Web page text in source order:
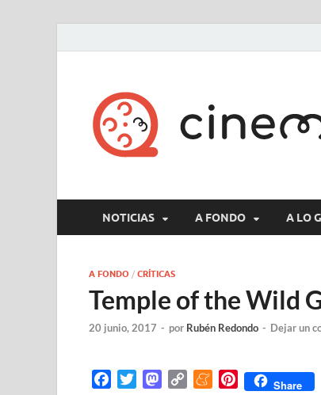
NOTICIAS A FONDO A LO
A FONDO / CRÍTICAS
Temple of the Wild
20 junio, 2017 - por Rubén Redondo - Dejar un
M
M
P
Share